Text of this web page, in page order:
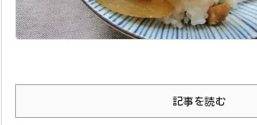
記事を読む